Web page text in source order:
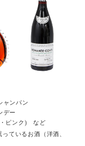
ャンパン
デー
・ピンク) など
ているお酒（洋酒、